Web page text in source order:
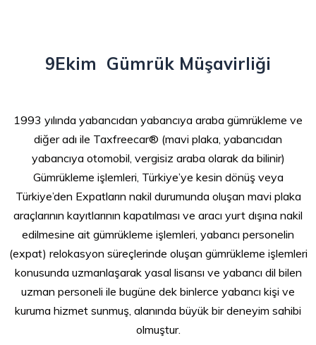
9Ekim Gümrük Müşavirliği
1993 yılında yabancıdan yabancıya araba gümrükleme ve
diğer adı ile Taxfreecar®️ (mavi plaka, yabancıdan
yabancıya otomobil, vergisiz araba olarak da bilinir)
Gümrükleme işlemleri, Türkiye’ye kesin dönüş veya
Türkiye’den Expatların nakil durumunda oluşan mavi plaka
araçlarının kayıtlarının kapatılması ve aracı yurt dışına nakil
edilmesine ait gümrükleme işlemleri, yabancı personelin
(expat) relokasyon süreçlerinde oluşan gümrükleme işlemleri
konusunda uzmanlaşarak yasal lisansı ve yabancı dil bilen
uzman personeli ile bugüne dek binlerce yabancı kişi ve
kuruma hizmet sunmuş, alanında büyük bir deneyim sahibi
olmuştur.